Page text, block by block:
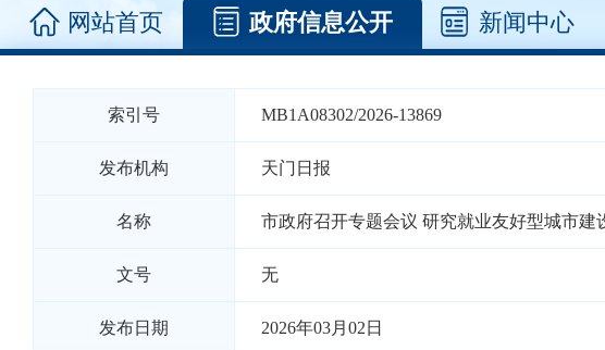
网站首页 政府信息公开 新闻中心
索引号 MB1A08302/2026-13869
发布机构 天门日报
名称 市政府召开专题会议 研究就业友好型城市建
文号 无
发布日期 2026年03月02日